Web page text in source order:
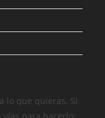
lo que quieras. Si